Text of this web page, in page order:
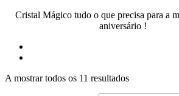
Cristal Mágico tudo o que precisa para a
aniversário !
A mostrar todos os 11 resultados